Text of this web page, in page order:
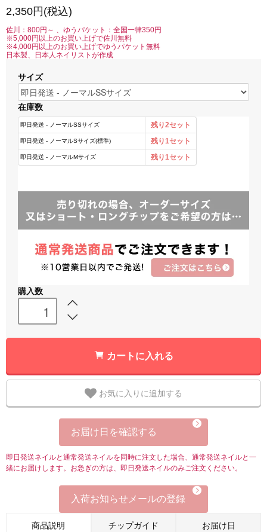
2,350円(税込)
佐川：800円～ 、ゆうパケット：全国一律350円
※5,000円以上のお買い上げで佐川無料
※4,000円以上のお買い上げでゆうパケット無料
日本製、日本人ネイリストが作成
サイズ
在庫数
購入数
カートに入れる
お気に入りに追加する
お届け日を確認する
即日発送ネイルと通常発送ネイルを同時に注文した場合、通常発送ネイルと一
緒にお届けします。お急ぎの方は、即日発送ネイルのみご注文ください。
入荷お知らせメールの登録
商品説明 チップガイド お届け日